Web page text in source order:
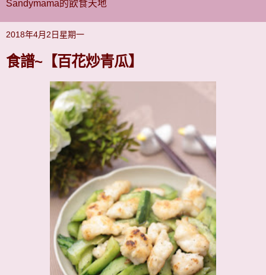
Sandymama的飲食天地
2018年4月2日星期一
食譜~【百花炒青瓜】